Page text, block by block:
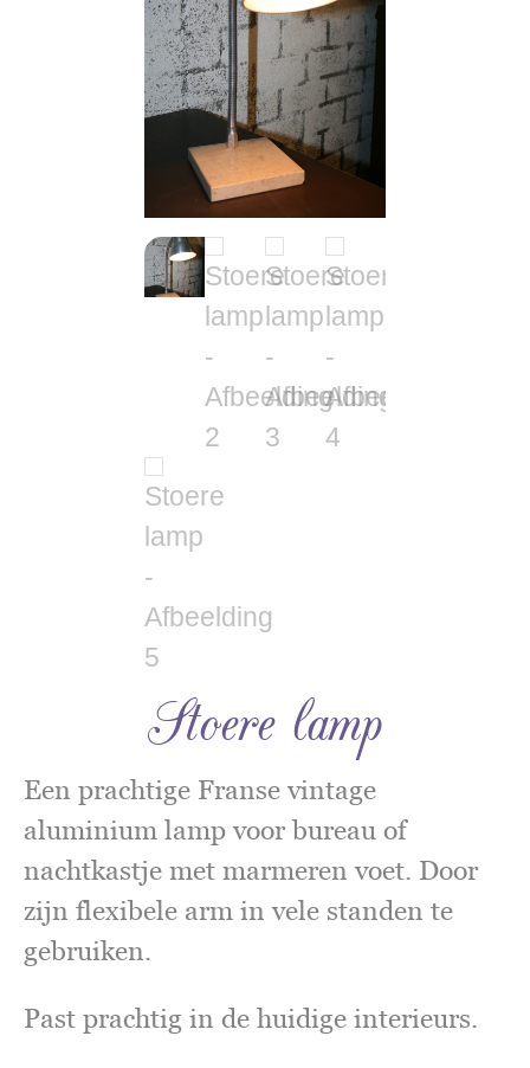
Stoere lamp
Een prachtige Franse vintage
aluminium lamp voor bureau of
nachtkastje met marmeren voet. Door
zijn flexibele arm in vele standen te
gebruiken.
Past prachtig in de huidige interieurs.